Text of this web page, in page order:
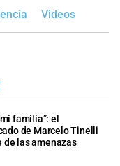
Videos
familia”: el
de Marcelo Tinelli
de las amenazas